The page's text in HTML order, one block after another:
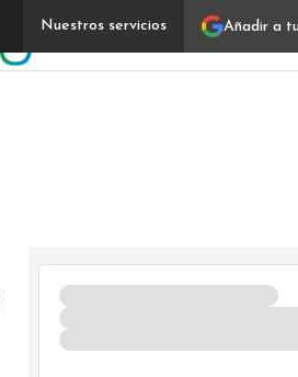
Añadir a
Nuestros servicios
Ciberseguridad industrial: el